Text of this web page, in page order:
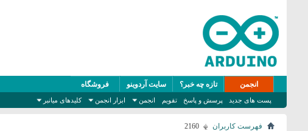
انجمن
پست های جدید پرسش و پاسخ تقویم انجمن ابزار انجمن کلیدهای میانبر
تازه چه خبر؟ سایت آردوینو فروشگاه
فهرست کاربران 2160